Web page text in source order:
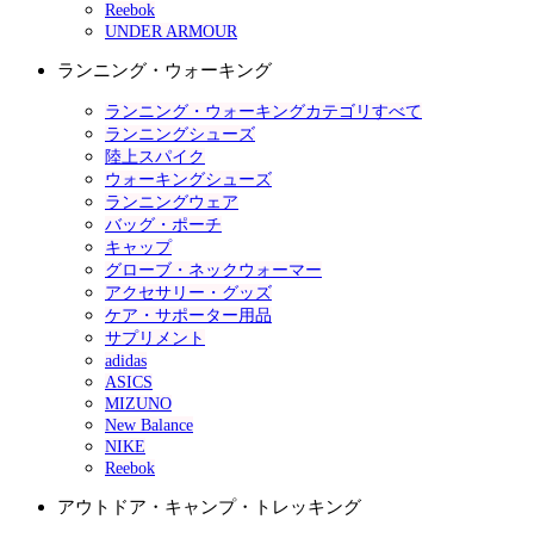
Reebok
UNDER ARMOUR
ランニング・ウォーキング
ランニング・ウォーキングカテゴリすべて
ランニングシューズ
陸上スパイク
ウォーキングシューズ
ランニングウェア
バッグ・ポーチ
キャップ
グローブ・ネックウォーマー
アクセサリー・グッズ
ケア・サポーター用品
サプリメント
adidas
ASICS
MIZUNO
New Balance
NIKE
Reebok
アウトドア・キャンプ・トレッキング